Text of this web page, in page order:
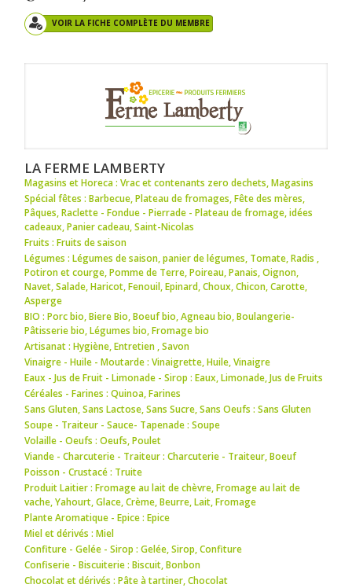
VOIR LA FICHE COMPLÈTE DU MEMBRE
LA FERME LAMBERTY
Magasins et Horeca : Vrac et contenants zero dechets,Magasins
Spécial fêtes : Barbecue,Plateau de fromages,Fête des mères,
Pâques,Raclette - Fondue - Pierrade - Plateau de fromage,idées
cadeaux,Panier cadeau,Saint-Nicolas
Fruits : Fruits de saison
Légumes : Légumes de saison,panier de légumes, Tomate,Radis ,
Potiron et courge,Pomme de Terre,Poireau,Panais,Oignon,
Navet,Salade,Haricot,Fenouil,Epinard,Choux,Chicon,Carotte,
Asperge
BIO : Porc bio,Biere Bio,Boeuf bio,Agneau bio,Boulangerie-
Pâtisserie bio,Légumes bio,Fromage bio
Artisanat : Hygiène,Entretien ,Savon
Vinaigre - Huile - Moutarde : Vinaigrette,Huile,Vinaigre
Eaux - Jus de Fruit - Limonade - Sirop : Eaux,Limonade,Jus de Fruits
Céréales - Farines : Quinoa,Farines
Sans Gluten, Sans Lactose, Sans Sucre, Sans Oeufs : Sans Gluten
Soupe - Traiteur - Sauce- Tapenade : Soupe
Volaille - Oeufs : Oeufs,Poulet
Viande - Charcuterie - Traiteur : Charcuterie - Traiteur,Boeuf
Poisson - Crustacé : Truite
Produit Laitier : Fromage au lait de chèvre,Fromage au lait de
vache,Yahourt,Glace,Crème,Beurre,Lait,Fromage
Plante Aromatique - Epice : Epice
Miel et dérivés : Miel
Confiture - Gelée - Sirop : Gelée,Sirop,Confiture
Confiserie - Biscuiterie : Biscuit,Bonbon
Chocolat et dérivés : Pâte à tartiner,Chocolat